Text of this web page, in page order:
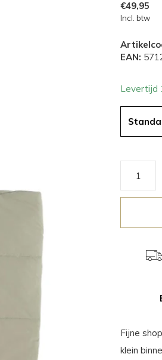
€49,95
Incl. btw
EAN:
Levertijd
Fijne
klein